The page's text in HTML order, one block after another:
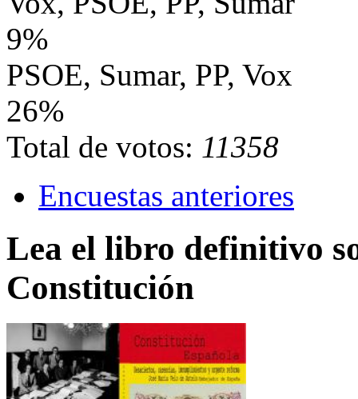
9%
PSOE, Sumar, PP, Vox
26%
Total de votos: 11358
Encuestas anteriores
Lea el libro definitivo
Constitución